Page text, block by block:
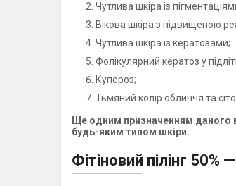
Чутлива шкіра із
Вікова шкіра з підвищеною
Чутлива шкіра із кератозами;
Фолікулярний кератоз у
Купероз;
Тьмяний колір обличчя та
Ще одним призначенням даного
будь-яким типом шкіри.
Фітіновий пілінг 50%